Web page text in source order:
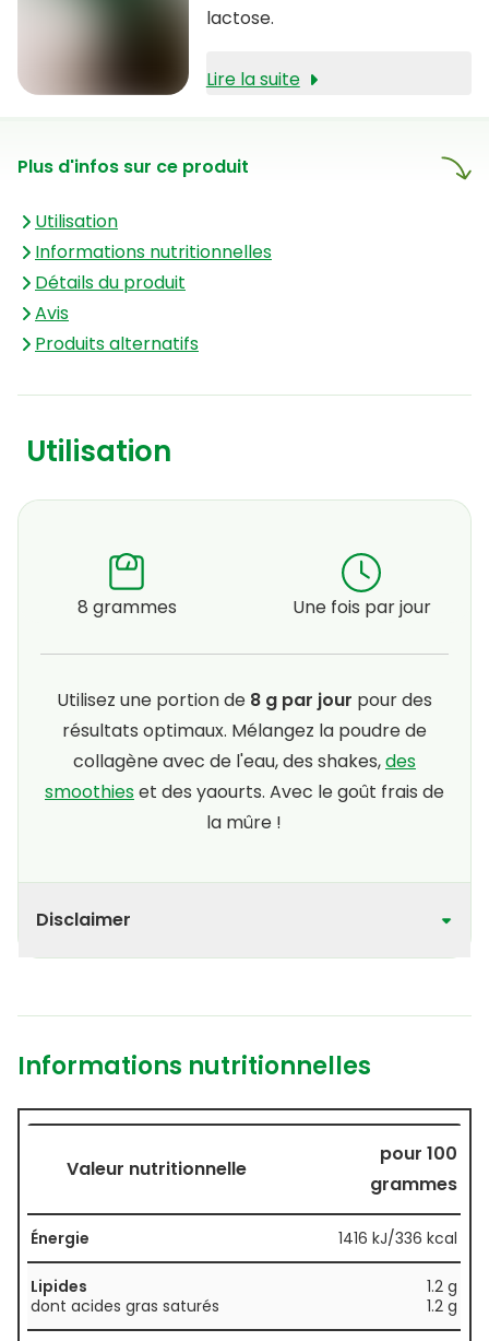
lactose.
Lire la suite
Plus d'infos sur ce produit
Utilisation
Informations nutritionnelles
Détails du produit
Avis
Produits alternatifs
Utilisation
8 grammes Une fois par jour
Utilisez une portion de8 g par jour pour des
résultats optimaux. Mélangez la poudre de
collagène avec de l'eau, des shakes,des
smoothieset des yaourts. Avec le goût frais de
la mûre !
Disclaimer
Informations nutritionnelles
Valeur nutritionnelle
pour 100
grammes
Énergie 1416 kJ/336 kcal
Lipides
dont acides gras saturés
1.2 g
1.2 g